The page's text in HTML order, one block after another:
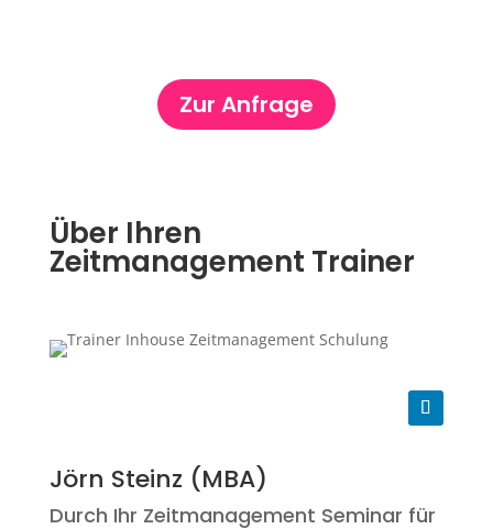
Zur Anfrage
Über Ihren
Zeitmanagement Trainer
Jörn Steinz (MBA)
Durch Ihr Zeitmanagement Seminar für